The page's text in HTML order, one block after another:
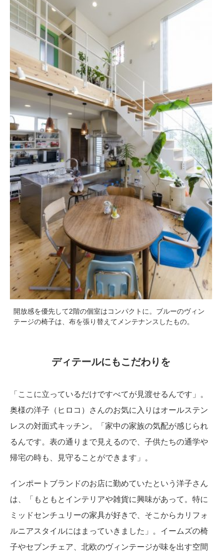
開放感を優先して2階の個室はコンパクトに。ブルーのヴィン
テージの椅子は、布を張り替えてメンテナンスしたもの。
ディテールにもこだわりを
「ここに立っているだけですべてが見渡せるんです」。
奥様の洋子（ヒロコ）さんのお気に入りはオールステン
レスの対面式キッチン。「家中の家族の気配が感じられ
るんです。表の通りまで見えるので、子供たちの通学や
帰宅の時も、見守ることができます」。
インポートブランドのお店に勤めていたという洋子さん
は、「もともとインテリアや雑貨に興味があって。特に
ミッドセンチュリーの家具が好きで、そこからカリフォ
ルニアスタイルにはまっていきました」。イームズの椅
子やセブンチェア、北欧のヴィンテージが味を出す空間